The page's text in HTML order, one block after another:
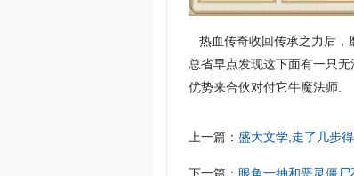
热血传奇收回传承之力后，
总省早点发现这下面有一只
优势来合伙对付它牛魔法师.
上一篇：盛大文学,走了几步